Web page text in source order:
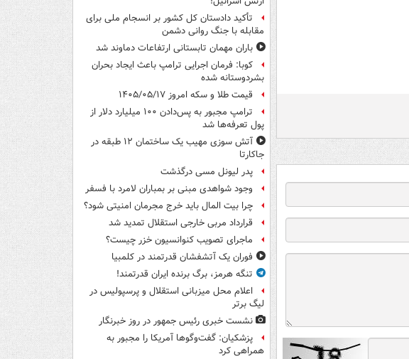
تأکید دادستان کل کشور بر انسجام ملی برای
مقابله با جنگ روانی دشمن
باران مهمان تابستانی ارتفاعات دماوند شد
کوبا: فرمان اجرایی ترامپ باعث ایجاد بحران
بشردوستانه شده
قیمت طلا و سکه امروز ۱۴۰۵/۰۵/۱۷
ترامپ مجبور به پس‌دادن ۱۰۰ میلیارد دلار از
پول تعرفه‌ها شد
آتش سوزی مهیب یک ساختمان ۱۲ طبقه در
جاکارتا
پدر لیونل مسی درگذشت
وجود شواهدی مبنی بر بمباران لامرد با فسفر
چرا بیت المال باید خرج مجرمان امنیتی شود؟
قرارداد مربی خارجی استقلال تمدید شد
ماجرای تصویب کنوانسیون خزر چیست؟
فوران یک آتشفشان قدرتمند در کلمبیا
تنگه هرمز، برگ برنده ایران قدرتمند!
اعلام محل میزبانی استقلال و پرسپولیس در
لیگ برتر
نشست خبری رئیس جمهور در روز خبرنگار
پزشکیان: گفت‌وگوها آمریکا را مجبور به
همراهی کرد